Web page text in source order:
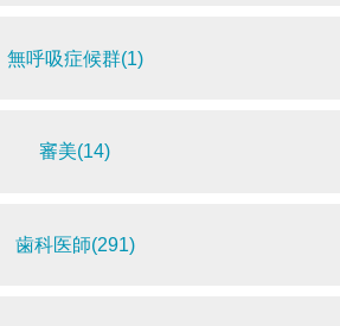
無呼吸症候群(1)
審美(14)
歯科医師(291)